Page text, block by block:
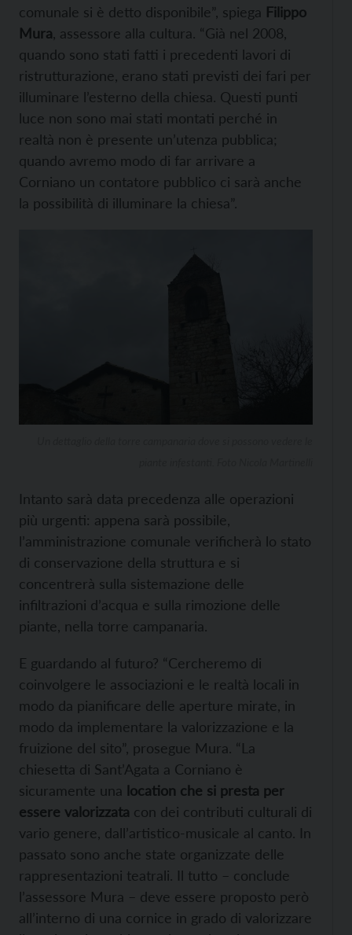
comunale si è detto disponibile”, spiega Filippo
Mura , assessore alla cultura. “Già nel 2008,
quando sono stati fatti i precedenti lavori di
ristrutturazione, erano stati previsti dei fari per
illuminare l’esterno della chiesa. Questi punti
luce non sono mai stati montati perché in
realtà non è presente un’utenza pubblica;
quando avremo modo di far arrivare a
Corniano un contatore pubblico ci sarà anche
la possibilità di illuminare la chiesa”.
Intanto sarà data precedenza alle operazioni
più urgenti: appena sarà possibile,
l’amministrazione comunale verificherà lo stato
di conservazione della struttura e si
concentrerà sulla sistemazione delle
infiltrazioni d’acqua e sulla rimozione delle
piante, nella torre campanaria.
E guardando al futuro? “Cercheremo di
coinvolgere le associazioni e le realtà locali in
modo da pianificare delle aperture mirate, in
modo da implementare la valorizzazione e la
fruizione del sito”, prosegue Mura. “La
chiesetta di Sant’Agata a Corniano è
sicuramente una location che si presta per
essere valorizzata con dei contributi culturali di
vario genere, dall’artistico-musicale al canto. In
passato sono anche state organizzate delle
rappresentazioni teatrali. Il tutto – conclude
l’assessore Mura – deve essere proposto però
all’interno di una cornice in grado di valorizzare